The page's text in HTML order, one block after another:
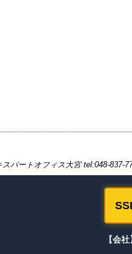
パートオフィス大宮 tel:048-837-
【会社